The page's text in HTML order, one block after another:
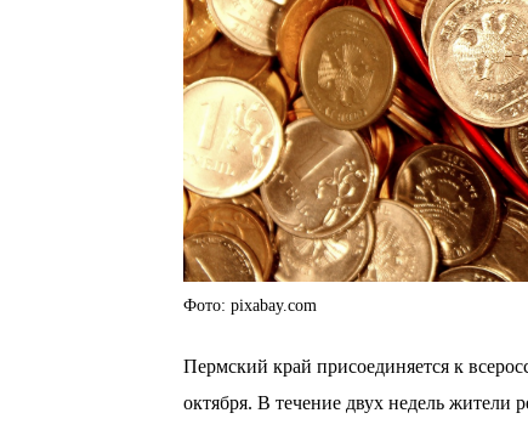
Фото: pixabay.com
Пермский край присоединяется к
октября. В течение двух недель жители